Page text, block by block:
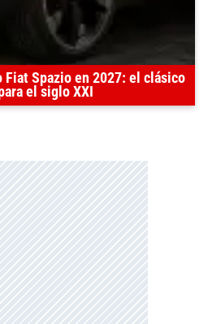
Fiat Spazio en 2027: el clásico
el siglo XXI